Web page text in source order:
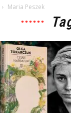
Maria Peszek